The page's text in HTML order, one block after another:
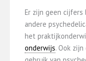
Er zijn geen cijfers
andere
het
onderwijs. Ook